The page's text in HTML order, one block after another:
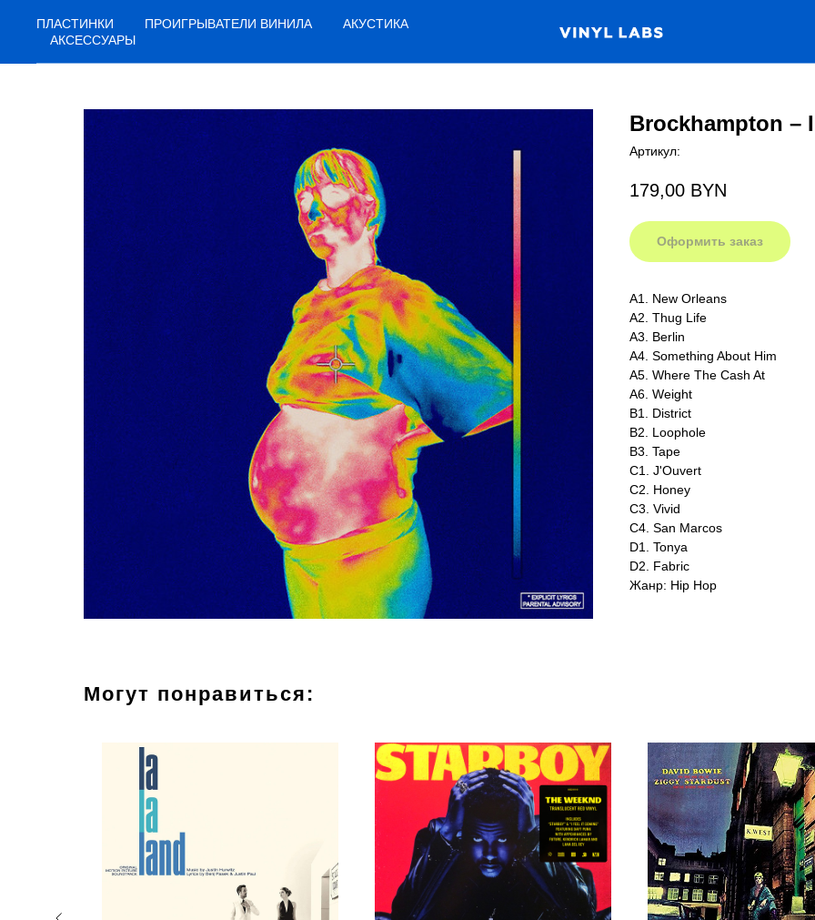
ПЛАСТИНКИ ПРОИГРЫВАТЕЛИ ВИНИЛА
АКУСТИКА
АКСЕССУАРЫ
Brockhampton ‎–
Артикул:
179,00 BYN
Оформить заказ
A1. New Orleans
A2. Thug Life
A3. Berlin
A4. Something About Him
A5. Where The Cash At
A6. Weight
B1. District
B2. Loophole
B3. Tape
C1. J'Ouvert
C2. Honey
C3. Vivid
C4. San Marcos
D1. Tonya
D2. Fabric
Жанр: Hip Hop
Могут понравиться: